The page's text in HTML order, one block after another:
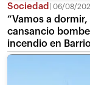
Sociedad 06/08/
“Vamos a dormir,
cansancio
incendio en